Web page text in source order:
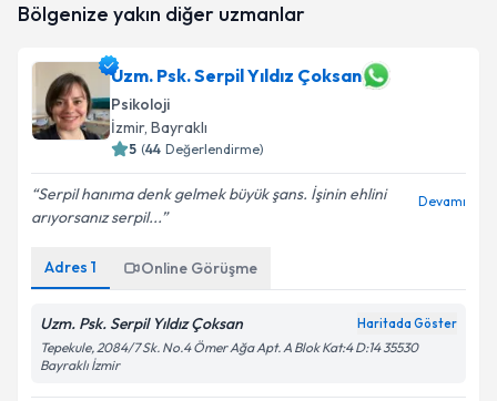
talebi oluşturun. Size bu uzmandan randevu almanız
bilgilendireceğiz.
E-posta Adresiniz
Kişisel verilerimin işlenmesine ilişkin
kapsamda işlenmesini kabul ediyorum.
Takvim Talebini Gönder
Bölgenize yakın diğer uzmanlar
Uzm. Psk. Serpil Yıldız Çoksan
Psikoloji
İzmir, Bayraklı
5 (44 Değerlendirme)
Serpil hanıma denk gelmek büyük şans. İşinin ehlini
arıyorsanız serpil...
Devamı
Adres 1 Online Görüşme
Uzm. Psk. Serpil Yıldız Çoksan Haritada Göster
Tepekule, 2084/7 Sk. No.4 Ömer Ağa Apt. A Blok Kat:4 D:14 35530
Bayraklı İzmir